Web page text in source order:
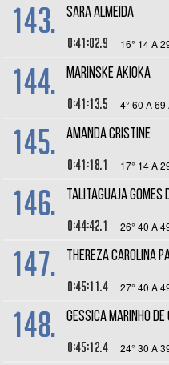
143. SARA ALMEIDA
0:41:02.9 16° 14 A
144. MARINSKE AKIOKA
0:41:13.5 4° 60 A 69
145. AMANDA CRISTINE
0:41:18.1 17° 14 A
146. TALITAGUAJA GOMES
0:44:42.1 26° 40 A
147. THEREZA CAROLINA
0:45:11.4 27° 40 A
148. GESSICA MARINHO
0:45:12.4 24° 30 A